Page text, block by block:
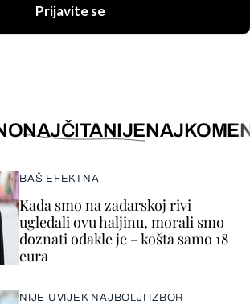
Prijavite se
NAJČITANIJE
BAŠ EFEKTNA
Kada smo na zadarskoj rivi
ugledali ovu haljinu, morali smo
doznati odakle je – košta samo 18
eura
NIJE UVIJEK NAJBOLJI IZBOR